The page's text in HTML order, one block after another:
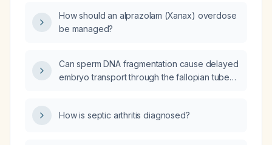
How should an alprazolam (Xanax) overdose
be managed?
Can sperm DNA fragmentation cause delayed
embryo transport through the fallopian tube
How is septic arthritis diagnosed?